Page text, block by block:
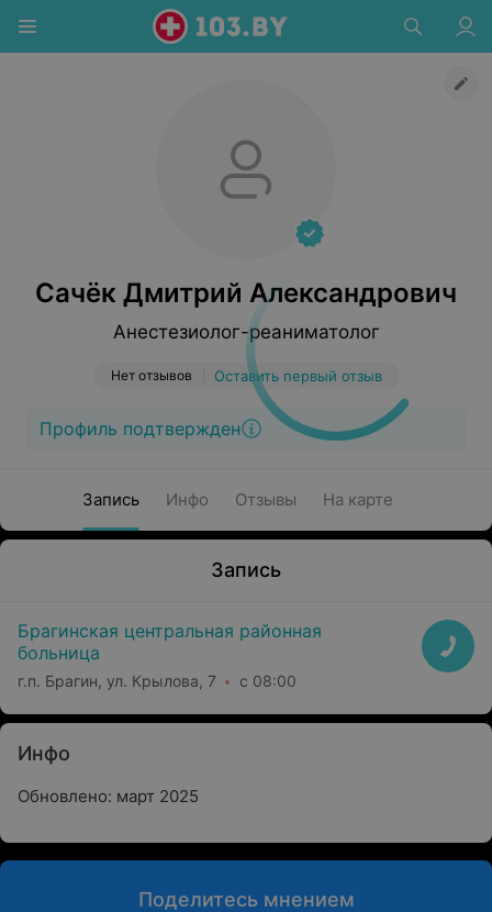
Сачёк Дмитрий Александрович
Анестезиолог-реаниматолог
Нет отзывов Оставить первый отзыв
Профиль подтвержден
Запись Инфо Отзывы На карте
Запись
Брагинская центральная районная
больница
г.п. Брагин, ул. Крылова, 7 с 08:00
Инфо
Обновлено: март 2025
Поделитесь мнением